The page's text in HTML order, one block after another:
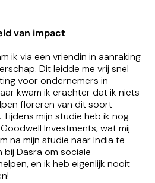
van impact
ik via een vriendin in aanraking
Dit leidde me vrij snel
voor ondernemers in
kwam ik erachter dat ik niets
floreren van dit soort
mijn studie heb ik nog
Investments, wat mij
na mijn studie naar India te
bij Dasra om sociale
en ik heb eigenlijk nooit